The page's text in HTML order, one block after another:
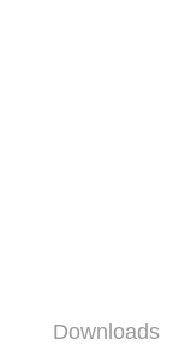
Downloads